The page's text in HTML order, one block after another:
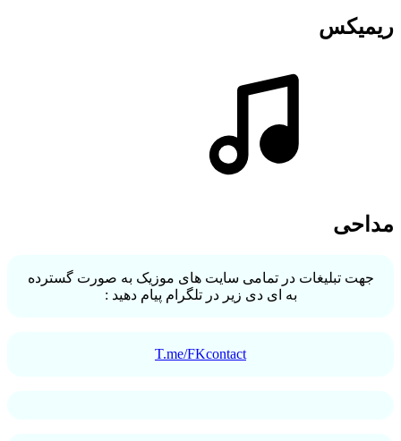
ریمیکس
مداحی
جهت تبلیغات در تمامی سایت های موزیک به صورت گسترده
به ای دی زیر در تلگرام پیام دهید :
T.me/FKcontact